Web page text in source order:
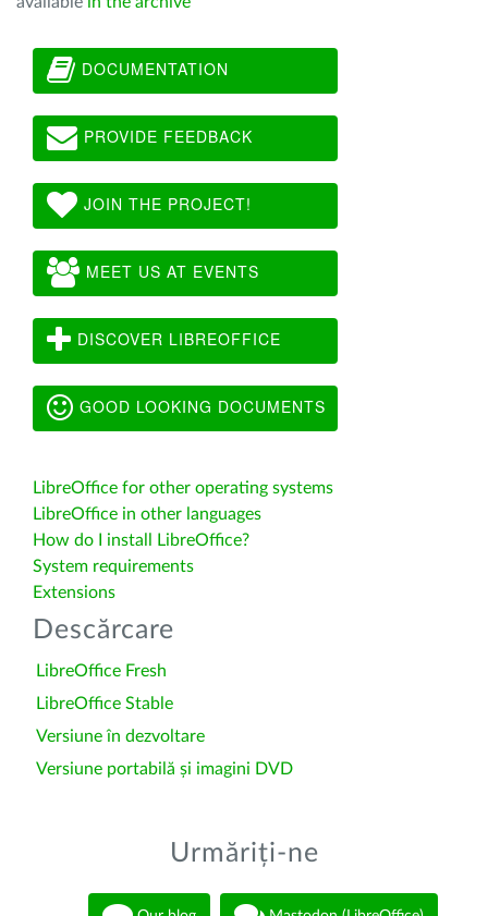
DOCUMENTATION
PROVIDE FEEDBACK
JOIN THE PROJECT!
MEET US AT EVENTS
DISCOVER LIBREOFFICE
GOOD LOOKING DOCUMENTS
LibreOffice for other operating systems
LibreOffice in other languages
How do I install LibreOffice?
System requirements
Extensions
Descărcare
LibreOffice Fresh
LibreOffice Stable
Versiune în dezvoltare
Versiune portabilă și imagini DVD
Urmăriți-ne